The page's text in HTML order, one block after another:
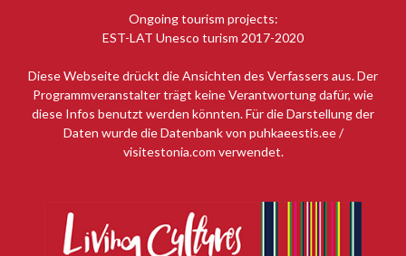
Ongoing tourism projects:
EST-LAT Unesco turism 2017-2020
Diese Webseite drückt die Ansichten des Verfassers aus. Der
Programmveranstalter trägt keine Verantwortung dafür, wie
diese Infos benutzt werden könnten. Für die Darstellung der
Daten wurde die Datenbank von puhkaeestis.ee /
visitestonia.com verwendet.